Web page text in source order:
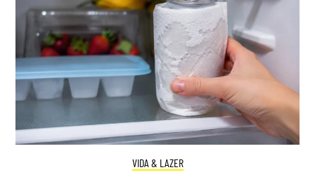
VIDA & LAZER